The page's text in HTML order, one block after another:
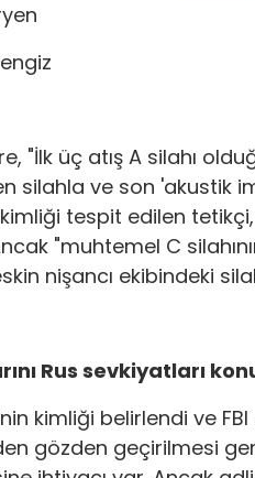
"İlk üç atış A silahı
silahla ve son 'akustik
tespit edilen tetikçi,
"muhtemel C
nişancı ekibindeki
Rus sevkiyatları
kimliği belirlendi ve
gözden geçirilmesi